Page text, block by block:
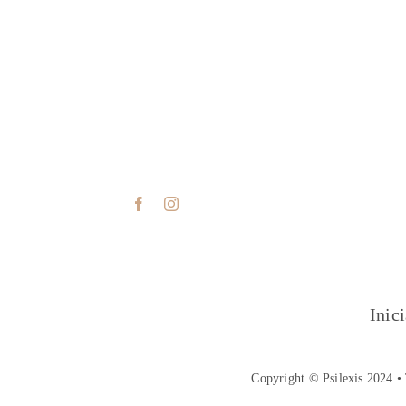
Copyright © Psilexis 2024 •